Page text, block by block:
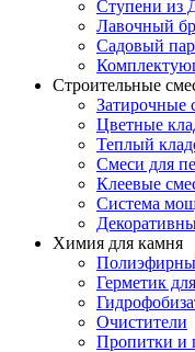
Ступени из
Лавочный
Садовый
Строительные
Затирочные
Цветные
Теплый
Смеси для
Клеевые
Система
Химия для камня
Герметик
Очистители
Пропитки и